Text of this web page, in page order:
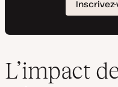
L’impact